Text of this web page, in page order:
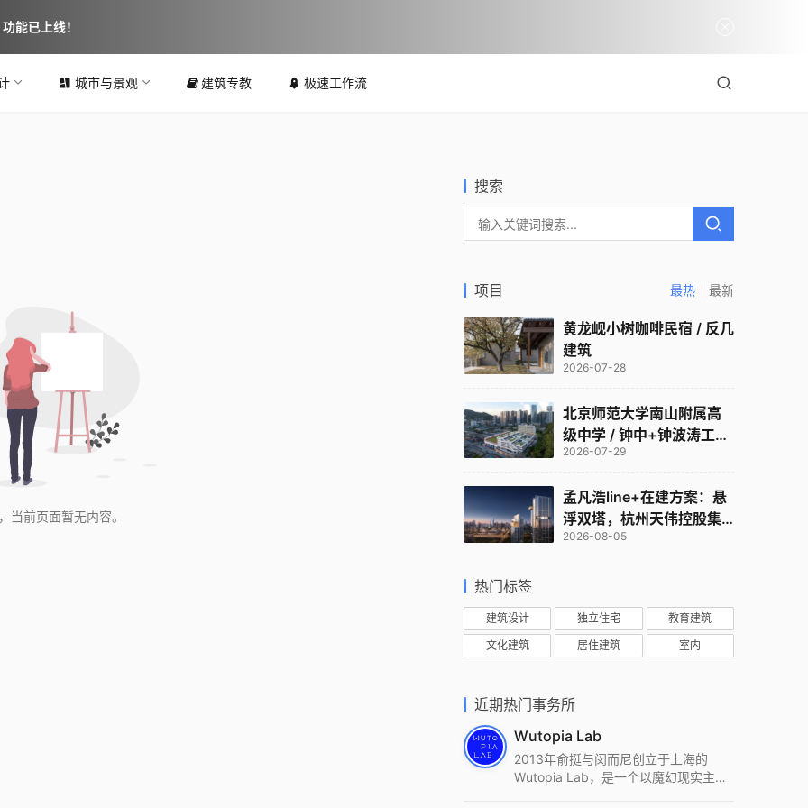
城市与景观 建筑专教 极速工作流
当前页面暂无内容。
搜索
项目 最热 最新
黄龙岘小树咖啡民宿 / 反几
建筑
2026-07-28
北京师范大学南山附属高
级中学 / 钟中+钟波涛工作
室
2026-07-29
孟凡浩line+在建方案：悬
浮双塔，杭州天伟控股集
团总部
2026-08-05
热门标签
建筑设计 独立住宅 教育建筑
文化建筑 居住建筑 室内
近期热门事务所
Wutopia Lab
2013年俞挺与闵而尼创立于上海的
Wutopia Lab，是一个以魔幻现实主
能已上线！